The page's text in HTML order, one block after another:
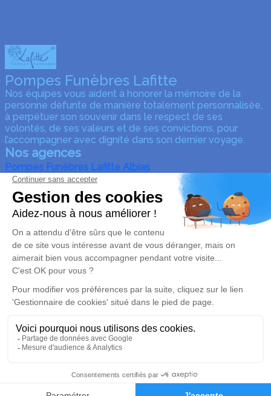
05 63 64 26 45
Pompes Funèbres Lafitte
Nos équipes vous aident à honorer la mémoire de la
personne défunte de manière totalement personnalisée,
à perpétuer son souvenir dans le respect de ses
volontés, de ses valeurs et de ses convictions, pour
l’accompagner avec dignité dans son dernier voyage.
Nos agences
Pompes Funèbres Lafitte Albias
05 63 31 09 37
pompes-funebres-lafitte-albias@orange.fr
2 rue flandres – dunkerque – 82350 – Albias
Pompes Funèbres Lafitte
05 63 64 26 45
pompesfunebreslafitte@orange.fr
350, Rue des Fossés – 82800 – Nègrepelisse
4.9/5 – 164 avis
Organiser des obsèques
Monuments funéraires
Avis de décès